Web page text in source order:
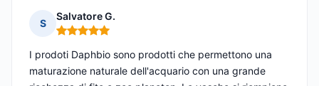
S
Salvatore G.
Nota: 5 su 5
I prodoti Daphbio sono prodotti che permettono una
maturazione naturale dell'acquario con una grande